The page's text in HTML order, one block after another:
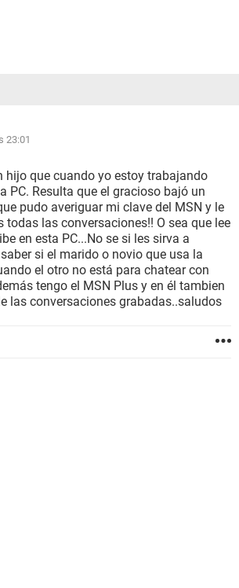
23:01
hijo que cuando yo estoy trabajando
PC. Resulta que el gracioso bajó un
pudo averiguar mi clave del MSN y le
todas las conversaciones!! O sea que lee
en esta PC...No se si les sirva a
si el marido o novio que usa la
el otro no está para chatear con
tengo el MSN Plus y en él tambien
las conversaciones grabadas..saludos